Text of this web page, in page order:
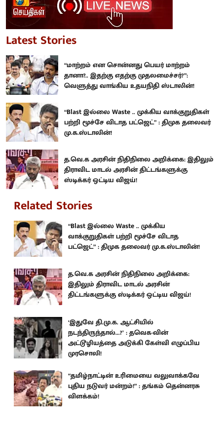
Latest Stories
“மாற்றம் என சொன்னது பெயர் மாற்றம்
தானா?.. இதற்கு எதற்கு முதலமைச்சர்?”:
வெளுத்து வாங்கிய உதயநிதி ஸ்டாலின்!
“Blast இல்லை Waste .. முக்கிய வாக்குறுதிகள்
பற்றி மூச்சே விடாத பட்ஜெட்” : திமுக தலைவர்
மு.க.ஸ்டாலின்!
த.வெ.க அரசின் நிதிநிலை அறிக்கை: இதிலும்
திராவிட மாடல் அரசின் திட்டங்களுக்கு
ஸ்டிக்கர் ஒட்டிய விஜய்!
Related Stories
“Blast இல்லை Waste .. முக்கிய
வாக்குறுதிகள் பற்றி மூச்சே விடாத
பட்ஜெட்” : திமுக தலைவர் மு.க.ஸ்டாலின்!
த.வெ.க அரசின் நிதிநிலை அறிக்கை:
இதிலும் திராவிட மாடல் அரசின்
திட்டங்களுக்கு ஸ்டிக்கர் ஒட்டிய விஜய்!
‘இதுவே தி.மு.க. ஆட்சியில்
நடந்திருந்தால்...?’ : தவெக-வின்
அட்டூழியத்தை அடுக்கி கேள்வி எழுப்பிய
முரசொலி!
“தமிழ்நாட்டின் உரிமையை வலுவாக்கவே
புதிய நடுவர் மன்றம்!” : தங்கம் தென்னரசு
விளக்கம்!